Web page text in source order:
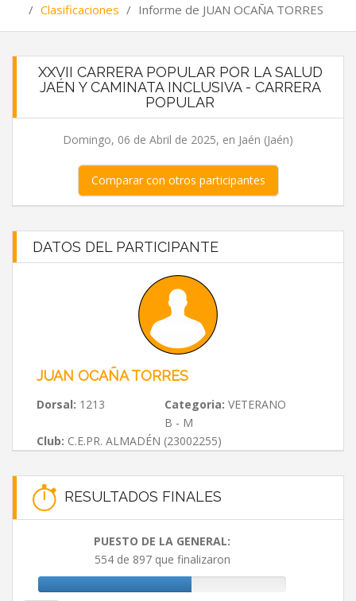
/ Clasificaciones / Informe de JUAN OCAÑA TORRES
XXVII CARRERA POPULAR POR LA SALUD
JAÉN Y CAMINATA INCLUSIVA - CARRERA
POPULAR
Domingo, 06 de Abril de 2025, en Jaén (Jaén)
Comparar con otros participantes
DATOS DEL PARTICIPANTE
JUAN OCAÑA TORRES
Dorsal: 1213 Categoria: VETERANO
B - M
Club: C.E.PR. ALMADÉN (23002255)
RESULTADOS FINALES
PUESTO DE LA GENERAL:
554 de 897 que finalizaron